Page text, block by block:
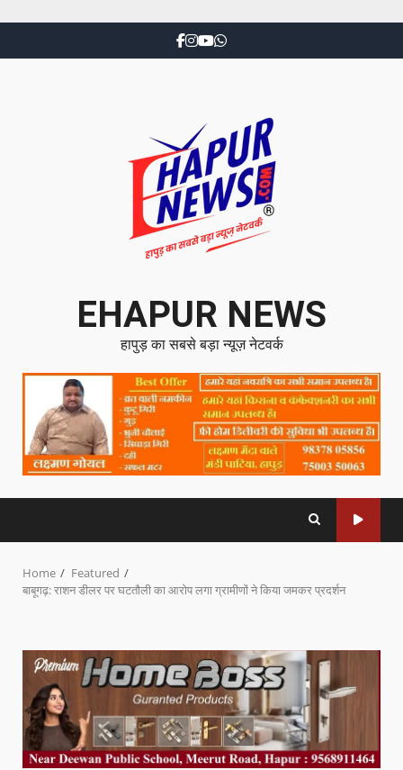
EHAPUR NEWS
हापुड़ का सबसे बड़ा न्यूज़ नेटवर्क
Home
Featured
बाबूगढ़: राशन डीलर पर घटतौली का आरोप लगा ग्रामीणों ने किया जमकर प्रदर्शन